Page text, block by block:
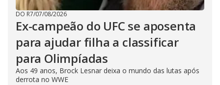
DO R7/07/08/2026
Ex-campeão do UFC se aposenta
para ajudar filha a classificar
para Olimpíadas
Aos 49 anos, Brock Lesnar deixa o mundo das lutas após
derrota no WWE